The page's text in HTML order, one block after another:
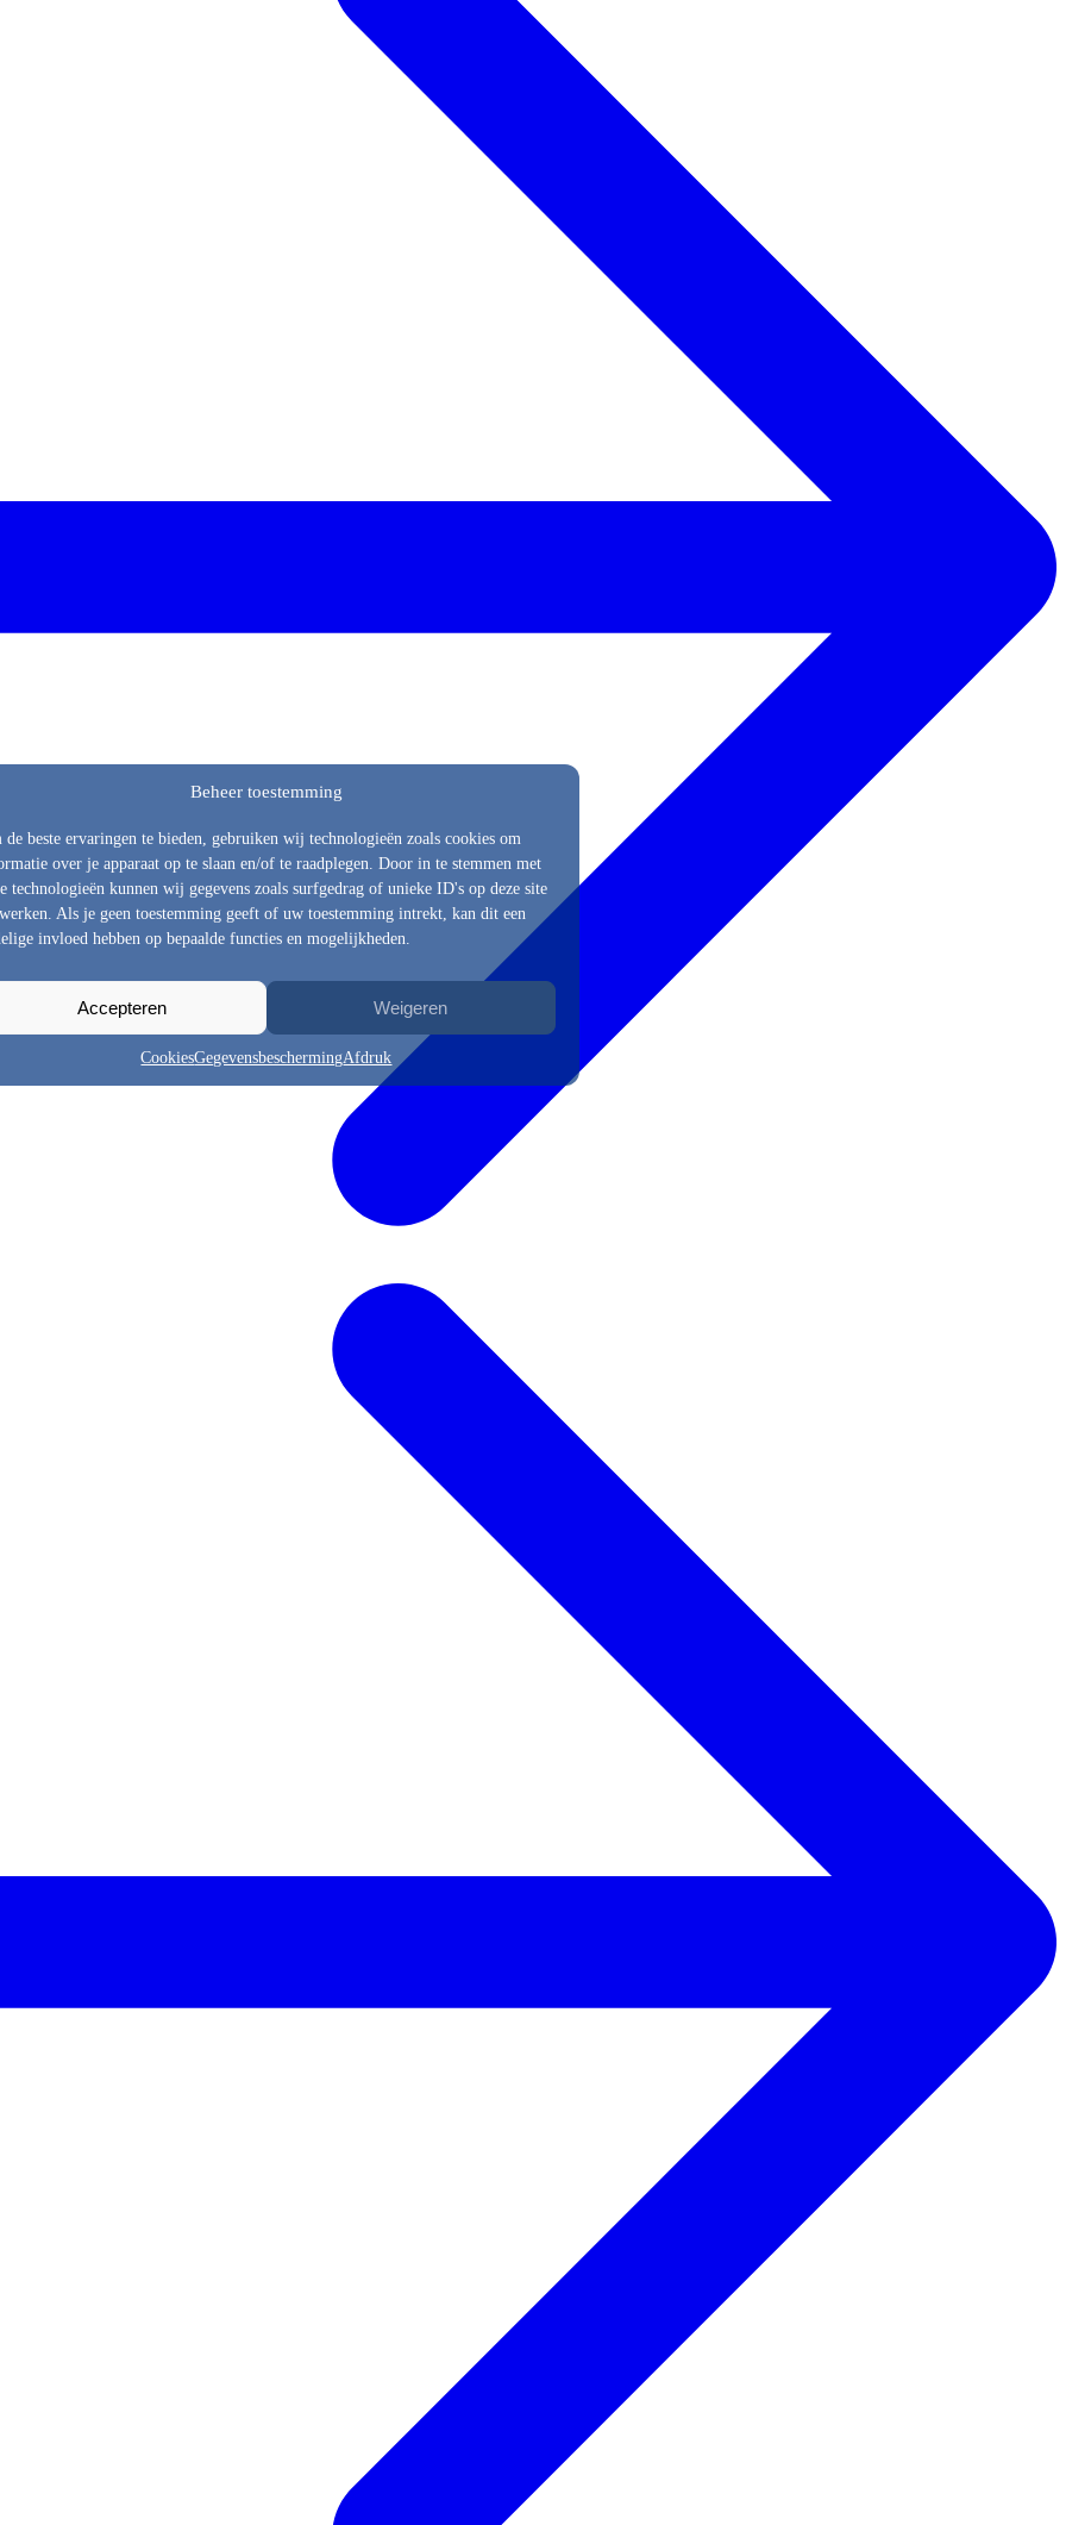
Beheer toestemming
de beste ervaringen te bieden, gebruiken wij technologieën zoals cookies om
over je apparaat op te slaan en/of te raadplegen. Door in te stemmen met
technologieën kunnen wij gegevens zoals surfgedrag of unieke ID's op deze site
Als je geen toestemming geeft of uw toestemming intrekt, kan dit een
invloed hebben op bepaalde functies en mogelijkheden.
Accepteren Weigeren
CookiesGegevensbeschermingAfdruk